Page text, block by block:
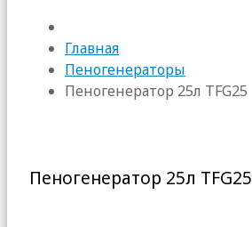
Главная
Пеногенераторы
Пеногенератор 25л TFG25
Пеногенератор 25л TFG25